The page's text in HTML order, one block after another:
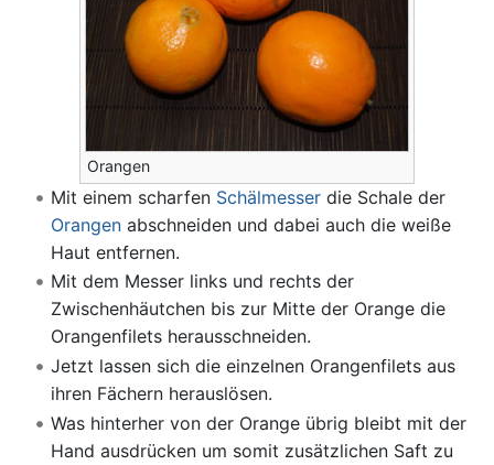
Orangen
Mit einem scharfen Schälmesserdie Schale der
Orangenabschneiden und dabei auch die weiße
Haut entfernen.
Mit dem Messer links und rechts der
Zwischenhäutchen bis zur Mitte der Orange die
Orangenfilets herausschneiden.
Jetzt lassen sich die einzelnen Orangenfilets aus
ihren Fächern herauslösen.
Was hinterher von der Orange übrig bleibt mit der
Hand ausdrücken um somit zusätzlichen Saft zu